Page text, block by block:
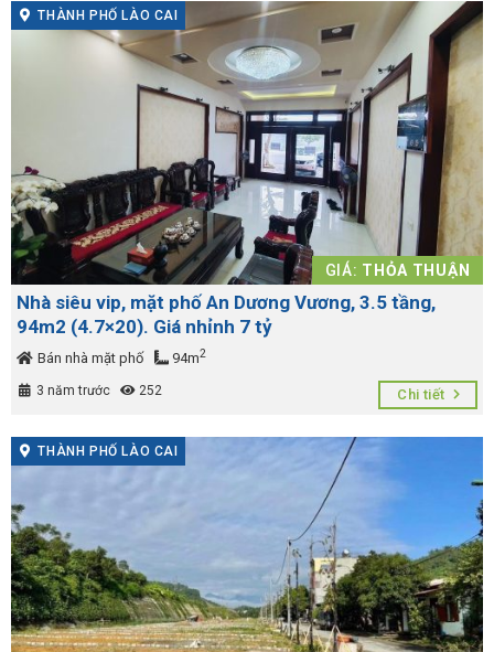
THÀNH PHỐ LÀO CAI
GIÁ: THỎA THUẬN
Nhà siêu vip, mặt phố An Dương Vương, 3.5 tầng,
94m2 (4.7×20). Giá nhỉnh 7 tỷ
Bán nhà mặt phố 94m2
3 năm trước 252 Chi tiết
THÀNH PHỐ LÀO CAI